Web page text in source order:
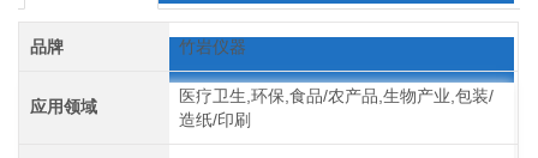
品牌 竹岩仪器
应用领域
医疗卫生,环保,食品/农产品,生物产业,包装/
造纸/印刷